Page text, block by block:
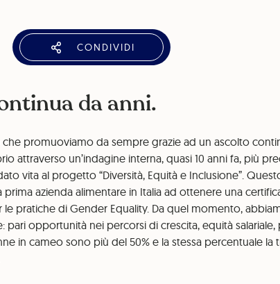
CONDIVIDI
da anni.
promuoviamo da sempre grazie ad un ascolto
attraverso un’indagine interna, quasi 10 anni fa, più
vita al progetto “Diversità, Equità e Inclusione”.
prima azienda alimentare in Italia ad ottenere una
le pratiche di Gender Equality. Da quel momento,
opportunità nei percorsi di crescita, equità
in cameo sono più del 50% e la stessa percentuale la